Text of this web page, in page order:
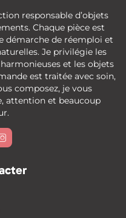
responsable d’objets
Chaque pièce est
démarche de réemploi et
Je privilégie les
et les objets
est traitée avec soin,
composez, je vous
attention et beaucoup